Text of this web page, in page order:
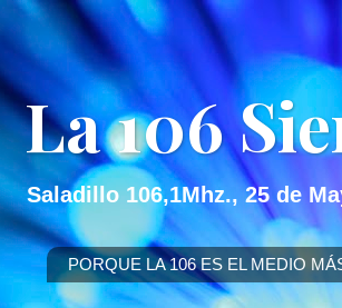
La 106
Saladillo 106,1Mhz., 25 de
PORQUE LA 106 ES EL MEDIO